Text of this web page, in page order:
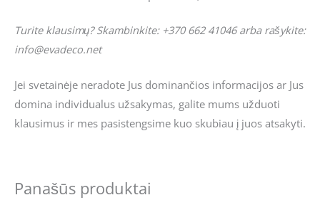
Turite klausimų? Skambinkite: +370 662 41046 arba rašykite:
info@evadeco.net
Jei svetainėje neradote Jus dominančios informacijos ar Jus
domina individualus užsakymas, galite mums užduoti
klausimus ir mes pasistengsime kuo skubiau į juos atsakyti.
Panašūs produktai